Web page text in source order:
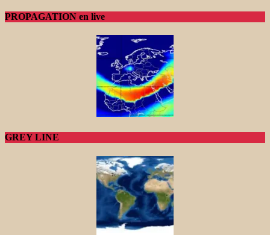
PROPAGATION en live
GREY LINE